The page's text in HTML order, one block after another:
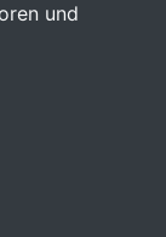
und